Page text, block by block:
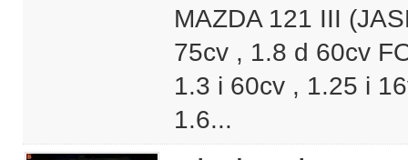
MAZDA 121 III
75cv , 1.8 d 60cv
1.3 i 60cv , 1.25 i
1.6...